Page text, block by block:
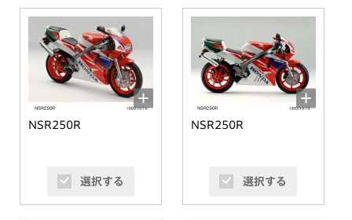
NSR250R
選択する
NSR250R
選択する